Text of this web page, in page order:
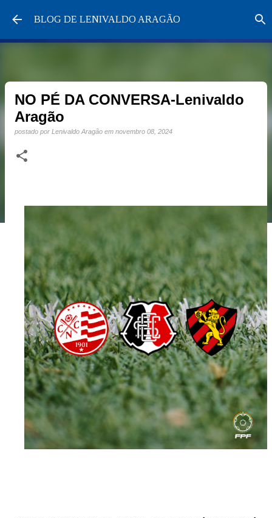
Pular para o conteúdo principal
BLOG DE LENIVALDO ARAGÃO
NO PÉ DA CONVERSA-Lenivaldo
Aragão
postado por Lenivaldo Aragão em novembro 08, 2024